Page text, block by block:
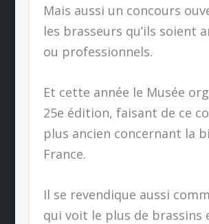
Mais aussi un concours
les brasseurs qu’ils soient
ou professionnels.
Et cette année le Musée
25e édition, faisant de ce
plus ancien concernant la
France.
Il se revendique aussi
qui voit le plus de brassins